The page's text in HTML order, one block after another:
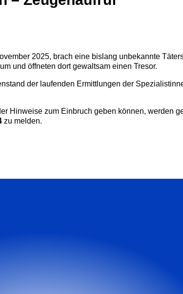
2025, brach eine bislang unbekannte
und öffneten dort gewaltsam einen Tresor.
der laufenden Ermittlungen der
Hinweise zum Einbruch geben können, werden
zu melden.